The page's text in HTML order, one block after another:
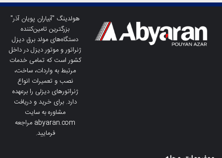
هولدینگ "آبیاران پویان آذر"
بزرگترین تامین‌کننده
دستگاه‌های مولد برق دیزل
ژنراتور و موتور دیزل در داخل
کشور است که تمامی خدمات
مرتبط به واردات، ساخت،
نصب و تعمیرات انواع
ژنراتورهای دیزلی را برعهده
دارد. برای خرید و دریافت
مشاوره به سایت
abyaran.com مراجعه
فرمایید.